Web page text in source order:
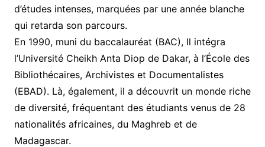
d’études intenses, marquées par une année blanche
qui retarda son parcours.
En 1990, muni du baccalauréat (BAC), Il intégra
l’Université Cheikh Anta Diop de Dakar, à l’École des
Bibliothécaires, Archivistes et Documentalistes
(EBAD). Là, également, il a découvrit un monde riche
de diversité, fréquentant des étudiants venus de 28
nationalités africaines, du Maghreb et de
Madagascar.